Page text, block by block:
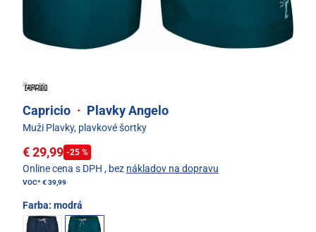
Capricio · Plavky Angelo
Muži Plavky, plavkové šortky
€ 29,99 -25 %
Online cena s DPH , bez nákladov na dopravu
VOC*€ 39,99
Farba: modrá